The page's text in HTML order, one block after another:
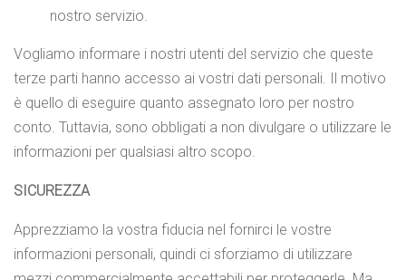
nostro servizio.
Vogliamo informare i nostri utenti del servizio che queste
terze parti hanno accesso ai vostri dati personali. Il motivo
è quello di eseguire quanto assegnato loro per nostro
conto. Tuttavia, sono obbligati a non divulgare o utilizzare le
informazioni per qualsiasi altro scopo.
SICUREZZA
Apprezziamo la vostra fiducia nel fornirci le vostre
informazioni personali, quindi ci sforziamo di utilizzare